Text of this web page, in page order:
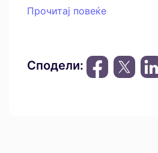
Прочитај повеќе
Сподели: